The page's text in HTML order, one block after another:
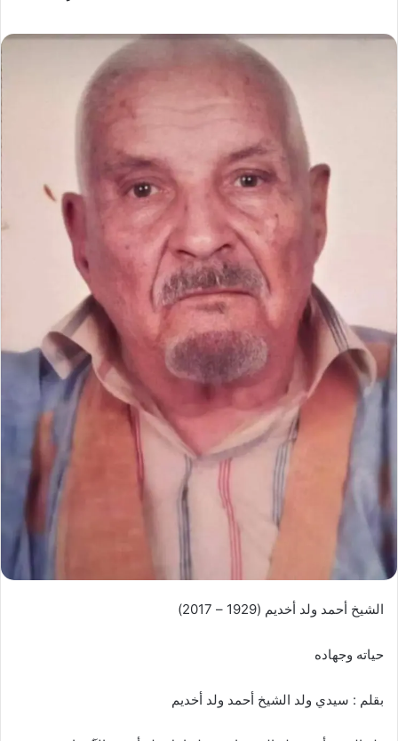
الشيخ أحمد ولد أخديم (1929 – 2017)
حياته وجهاده
بقلم : سيدي ولد الشيخ أحمد ولد أخديم